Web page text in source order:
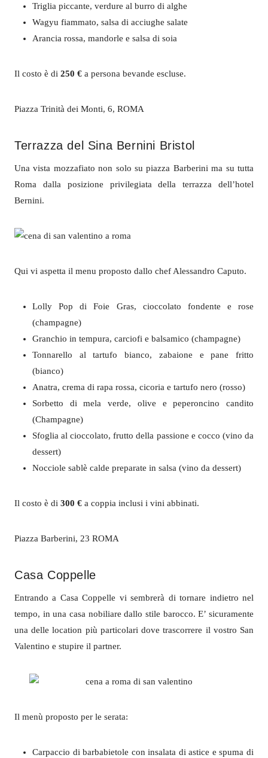
Triglia piccante, verdure al burro di alghe
Wagyu fiammato, salsa di acciughe salate
Arancia rossa, mandorle e salsa di soia
Il costo è di 250 € a persona bevande escluse.
Piazza Trinità dei Monti, 6, ROMA
Terrazza del Sina Bernini Bristol
Una vista mozzafiato non solo su piazza Barberini ma su tutta
Roma dalla posizione privilegiata della terrazza dell’hotel
Bernini.
Qui vi aspetta il menu proposto dallo chef Alessandro Caputo.
Lolly Pop di Foie Gras, cioccolato fondente e rose
(champagne)
Granchio in tempura, carciofi e balsamico (champagne)
Tonnarello al tartufo bianco, zabaione e pane fritto
(bianco)
Anatra, crema di rapa rossa, cicoria e tartufo nero (rosso)
Sorbetto di mela verde, olive e peperoncino candito
(Champagne)
Sfoglia al cioccolato, frutto della passione e cocco (vino da
dessert)
Nocciole sablè calde preparate in salsa (vino da dessert)
Il costo è di 300 € a coppia inclusi i vini abbinati.
Piazza Barberini, 23 ROMA
Casa Coppelle
Entrando a Casa Coppelle vi sembrerà di tornare indietro nel
tempo, in una casa nobiliare dallo stile barocco. E’ sicuramente
una delle location più particolari dove trascorrere il vostro San
Valentino e stupire il partner.
Il menù proposto per le serata:
Carpaccio di barbabietole con insalata di astice e spuma di